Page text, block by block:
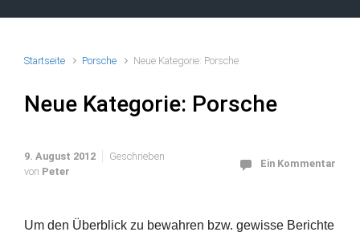
Startseite Porsche Neue Kategorie: Porsche
Neue Kategorie: Porsche
9. August 2012
Geschrieben
von Peter
Ein Kommentar
Um den Überblick zu bewahren bzw. gewisse Berichte